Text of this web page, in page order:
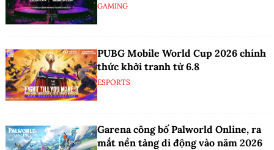
GAMING
PUBG Mobile World Cup 2026 chính
thức khởi tranh từ 6.8
ESPORTS
Garena công bố Palworld Online, ra
mắt nền tảng di động vào năm 2026